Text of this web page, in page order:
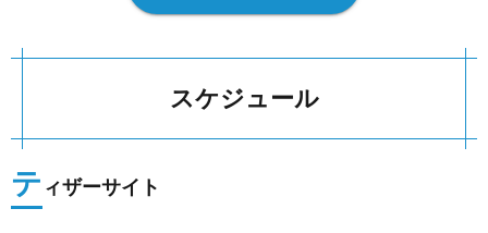
スケジュール
テ ィザーサイト